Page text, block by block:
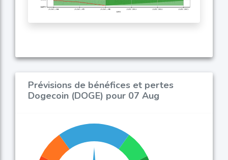
Prévisions de bénéfices et pertes
Dogecoin (DOGE) pour 07 Aug